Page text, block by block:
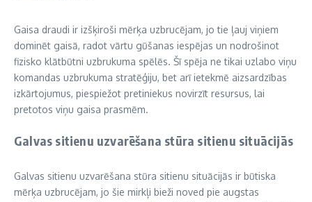
Gaisa draudi ir izšķiroši mērķa uzbrucējam, jo tie ļauj viņiem
dominēt gaisā, radot vārtu gūšanas iespējas un nodrošinot
fizisko klātbūtni uzbrukuma spēlēs. Šī spēja ne tikai uzlabo viņu
komandas uzbrukuma stratēģiju, bet arī ietekmē aizsardzības
izkārtojumus, piespiežot pretiniekus novirzīt resursus, lai
pretotos viņu gaisa prasmēm.
Galvas sitienu uzvarēšana stūra sitienu situācijās
Galvas sitienu uzvarēšana stūra sitienu situācijās ir būtiska
mērķa uzbrucējam, jo šie mirkļi bieži noved pie augstas